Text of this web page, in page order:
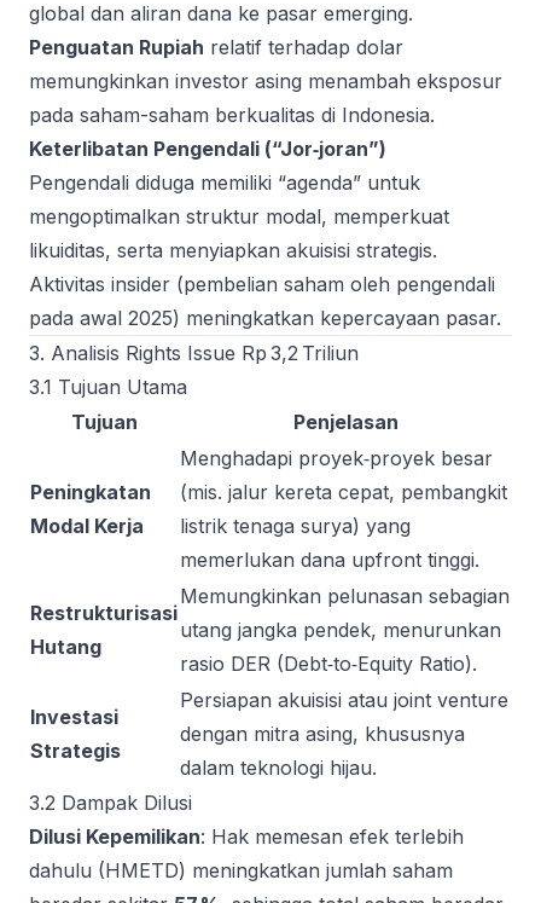
global dan aliran dana ke pasar emerging.
Penguatan Rupiah relatif terhadap dolar
memungkinkan investor asing menambah eksposur
pada saham-saham berkualitas di Indonesia.
Keterlibatan Pengendali (“Jor‑joran”)
Pengendali diduga memiliki “agenda” untuk
mengoptimalkan struktur modal, memperkuat
likuiditas, serta menyiapkan akuisisi strategis.
Aktivitas insider (pembelian saham oleh pengendali
pada awal 2025) meningkatkan kepercayaan pasar.
3. Analisis Rights Issue Rp 3,2 Triliun
3.1 Tujuan Utama
Tujuan
Penjelasan
Peningkatan
Modal Kerja
Menghadapi proyek‑proyek besar
(mis. jalur kereta cepat, pembangkit
listrik tenaga surya) yang
memerlukan dana upfront tinggi.
Restrukturisasi
Hutang
Memungkinkan pelunasan sebagian
utang jangka pendek, menurunkan
rasio DER (Debt‑to‑Equity Ratio).
Investasi
Strategis
Persiapan akuisisi atau joint venture
dengan mitra asing, khususnya
dalam teknologi hijau.
3.2 Dampak Dilusi
Dilusi Kepemilikan: Hak memesan efek terlebih
dahulu (HMETD) meningkatkan jumlah saham